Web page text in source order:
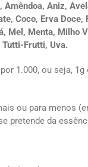
Aniz,
Coco, Erva
Mel, Menta, Milho
Tutti-Frutti, Uva.
1.000, ou seja,
ou para menos
pretende da